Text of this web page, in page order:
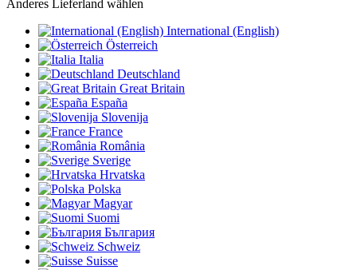
Anderes Lieferland wählen
International (English)
Österreich
Italia
Deutschland
Great Britain
España
Slovenija
France
România
Sverige
Hrvatska
Polska
Magyar
Suomi
България
Schweiz
Suisse